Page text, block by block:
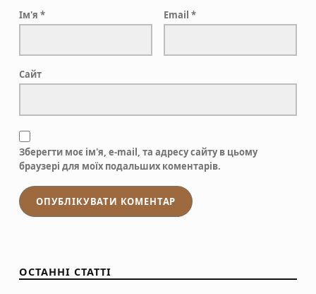
Ім'я * Email *
Сайт
Зберегти моє ім'я, e-mail, та адресу сайту в цьому
браузері для моїх подальших коментарів.
ОСТАННІ СТАТТІ